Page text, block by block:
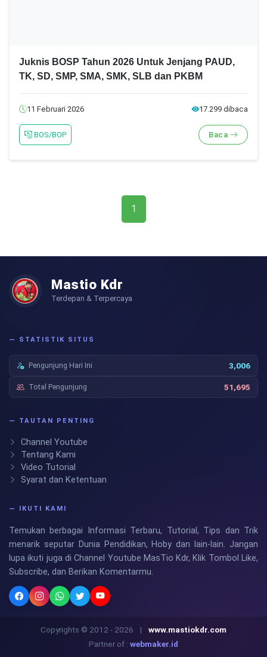
Juknis BOSP Tahun 2026 Untuk Jenjang PAUD,
TK, SD, SMP, SMA, SMK, SLB dan PKBM
11 Februari 2026 17.299 dibaca
BOS/BOP Baca
1
Mastio Kdr
Terdepan & Terpercaya
— STATISTIK SITUS
Pengunjung Hari Ini 3,006
Total Pengunjung 51,695
— TAUTAN PENTING
Channel Youtube
Tentang Kami
Video Tutorial
Syarat dan Ketentuan
— IKUTI KAMI
Temukan berbagai Informasi Terbaru, Tutorial, Tips dan Trik
menarik seputar Dunia Pendidikan, Hoby dan lain-lain. Jangan
lupa ikuti juga di Channel Youtube MasTio Kdr, Klik Tombol Like,
Subscribe, dan Berikan Komentarmu.
Copyrights © 2012 - 2026 |
www.mastiokdr.com
Partner of : webmaker.id